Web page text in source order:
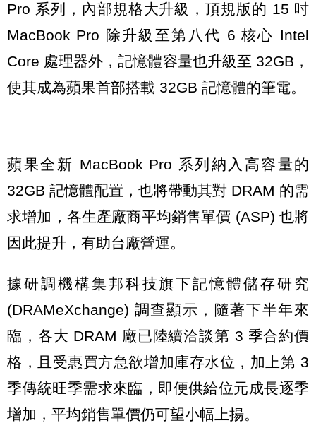
Pro 系列，內部規格大升級，頂規版的 15 吋
MacBook Pro 除升級至第八代 6 核心 Intel
Core 處理器外，記憶體容量也升級至 32GB，
使其成為蘋果首部搭載 32GB 記憶體的筆電。
蘋果全新 MacBook Pro 系列納入高容量的
32GB 記憶體配置，也將帶動其對 DRAM 的需
求增加，各生產廠商平均銷售單價 (ASP) 也將
因此提升，有助台廠營運。
據研調機構集邦科技旗下記憶體儲存研究
(DRAMeXchange) 調查顯示，隨著下半年來
臨，各大 DRAM 廠已陸續洽談第 3 季合約價
格，且受惠買方急欲增加庫存水位，加上第 3
季傳統旺季需求來臨，即便供給位元成長逐季
增加，平均銷售單價仍可望小幅上揚。